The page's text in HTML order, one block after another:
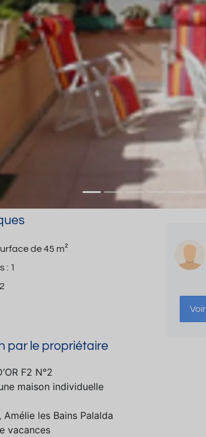
de45 m²
: 1
2
par le propriétaire
F2 N°2
maison individuelle
les Bains Palalda
vacances